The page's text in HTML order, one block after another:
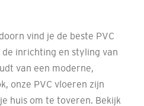
vind je de beste PVC
inrichting en styling van
van een moderne,
onze PVC vloeren zijn
huis om te toveren. Bekijk